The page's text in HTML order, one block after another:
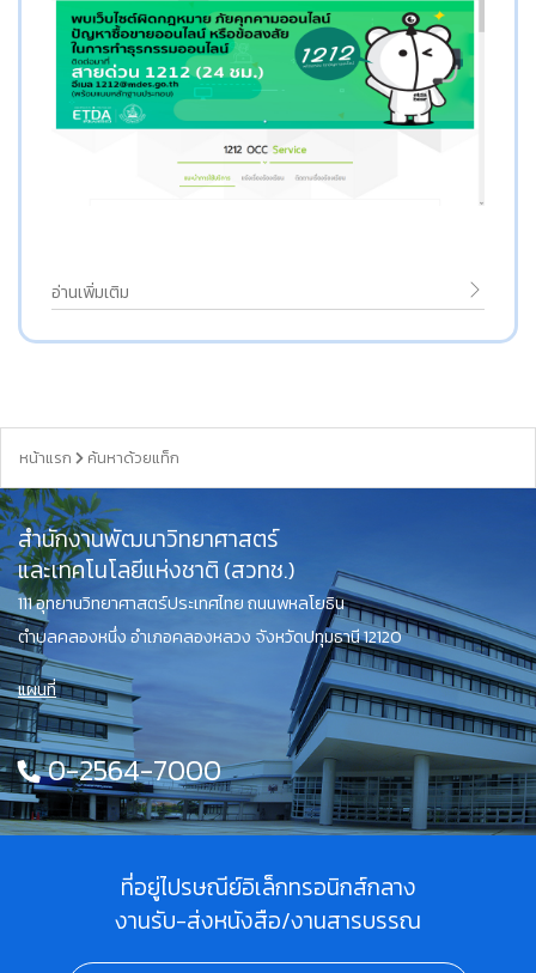
อ่านเพิ่มเติม
หน้าแรก ค้นหาด้วยแท็ก
สำนักงานพัฒนาวิทยาศาสตร์
และเทคโนโลยีแห่งชาติ (สวทช.)
111 อุทยานวิทยาศาสตร์ประเทศไทย ถนนพหลโยธิน
ตำบลคลองหนึ่ง อำเภอคลองหลวง จังหวัดปทุมธานี 12120
แผนที่
0-2564-7000
ที่อยู่ไปรษณีย์อิเล็กทรอนิกส์กลาง
งานรับ-ส่งหนังสือ/งานสารบรรณ